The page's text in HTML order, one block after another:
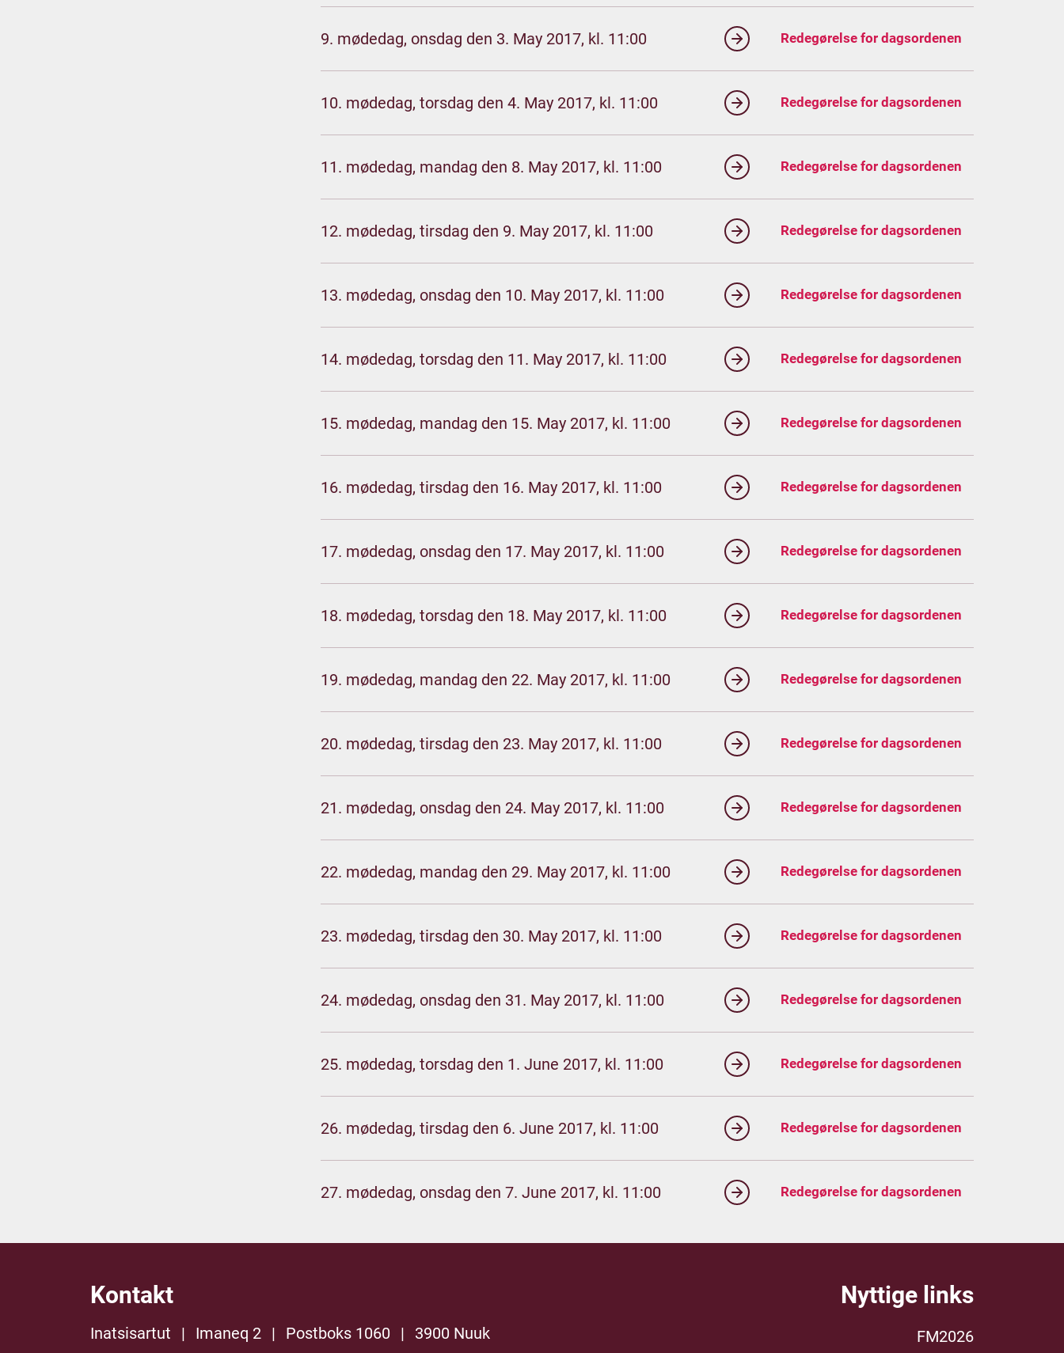
9. mødedag, onsdag den 3. May 2017, kl. 11:00 Redegørelse for dagsordenen
10. mødedag, torsdag den 4. May 2017, kl. 11:00 Redegørelse for dagsordenen
11. mødedag, mandag den 8. May 2017, kl. 11:00 Redegørelse for dagsordenen
12. mødedag, tirsdag den 9. May 2017, kl. 11:00 Redegørelse for dagsordenen
13. mødedag, onsdag den 10. May 2017, kl. 11:00 Redegørelse for dagsordenen
14. mødedag, torsdag den 11. May 2017, kl. 11:00 Redegørelse for dagsordenen
15. mødedag, mandag den 15. May 2017, kl. 11:00 Redegørelse for dagsordenen
16. mødedag, tirsdag den 16. May 2017, kl. 11:00 Redegørelse for dagsordenen
17. mødedag, onsdag den 17. May 2017, kl. 11:00 Redegørelse for dagsordenen
18. mødedag, torsdag den 18. May 2017, kl. 11:00 Redegørelse for dagsordenen
19. mødedag, mandag den 22. May 2017, kl. 11:00 Redegørelse for dagsordenen
20. mødedag, tirsdag den 23. May 2017, kl. 11:00 Redegørelse for dagsordenen
21. mødedag, onsdag den 24. May 2017, kl. 11:00 Redegørelse for dagsordenen
22. mødedag, mandag den 29. May 2017, kl. 11:00 Redegørelse for dagsordenen
23. mødedag, tirsdag den 30. May 2017, kl. 11:00 Redegørelse for dagsordenen
24. mødedag, onsdag den 31. May 2017, kl. 11:00 Redegørelse for dagsordenen
25. mødedag, torsdag den 1. June 2017, kl. 11:00 Redegørelse for dagsordenen
26. mødedag, tirsdag den 6. June 2017, kl. 11:00 Redegørelse for dagsordenen
27. mødedag, onsdag den 7. June 2017, kl. 11:00 Redegørelse for dagsordenen
Kontakt
Inatsisartut | Imaneq 2 | Postboks 1060 | 3900 Nuuk
Nyttige links
FM2026